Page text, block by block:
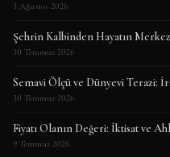
3 Ağustos 2026
Şehrin Kalbinden Hayatın
30 Temmuz 2026
Semavi Ölçü ve Dünyevi Terazi:
30 Temmuz 2026
Fiyatı Olanın Değeri: İktisat ve
9 Temmuz 2026